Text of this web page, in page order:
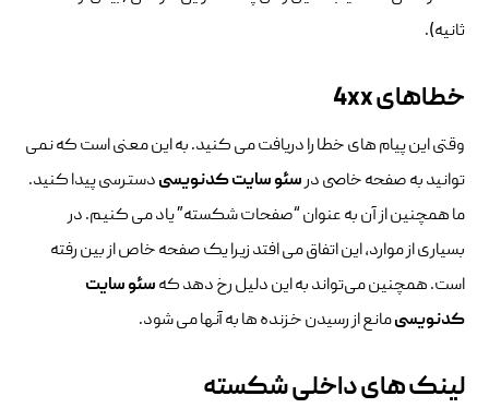
ثانیه).
خطاهای 4xx
وقتی این پیام های خطا را دریافت می کنید. به این معنی است که نمی
توانید به صفحه خاصی درسئو سایت کدنویسیدسترسی پیدا کنید.
ما همچنین از آن به عنوان “صفحات شکسته” یاد می کنیم. در
بسیاری از موارد، این اتفاق می افتد زیرا یک صفحه خاص از بین رفته
است. همچنین می‌تواند به این دلیل رخ دهد کهسئو سایت
کدنویسیمانع از رسیدن خزنده ها به آنها می شود.
لینک های داخلی شکسته